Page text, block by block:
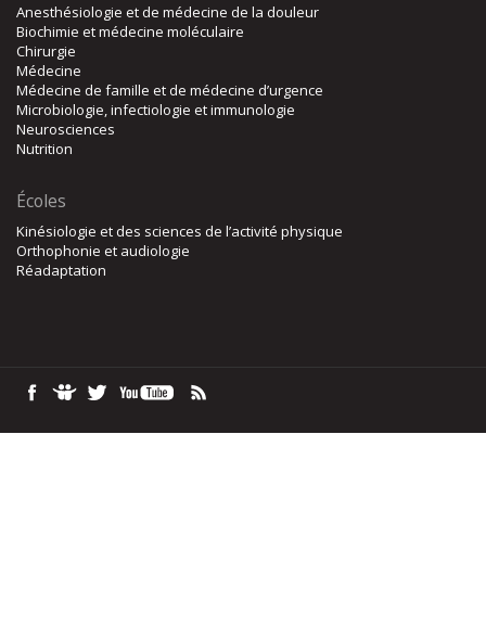
Anesthésiologie et de médecine de la douleur
Biochimie et médecine moléculaire
Chirurgie
Médecine
Médecine de famille et de médecine d’urgence
Microbiologie, infectiologie et immunologie
Neurosciences
Nutrition
Écoles
Kinésiologie et des sciences de l’activité physique
Orthophonie et audiologie
Réadaptation